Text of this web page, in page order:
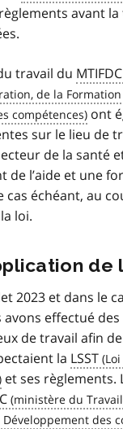
avant
travail du MTIFDC
ont
sur le lieu de
de la santé
de l’aide et une
cas échéant, au
loi.
de
2023 et dans le
avons effectué
de travail afin
la LSST
et ses règlements.